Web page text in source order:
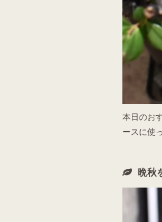
本日のお
ースに使
晩秋